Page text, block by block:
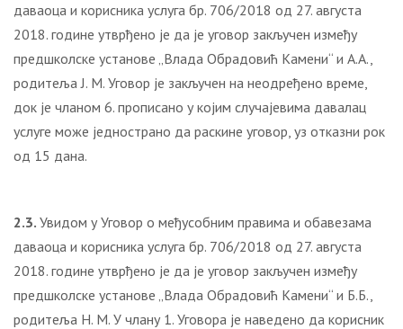
даваоца и корисника услуга бр. 706/2018 од 27. августа
2018. године утврђено је да је уговор закључен између
предшколске установе „Влада Обрадовић Камени“ и А.А.,
родитеља Ј. М. Уговор је закључен на неодређено време,
док је чланом 6. прописано у којим случајевима давалац
услуге може једнострано да раскине уговор, уз отказни рок
од 15 дана.
2.3. Увидом у Уговор о међусобним правима и обавезама
даваоца и корисника услуга бр. 706/2018 од 27. августа
2018. године утврђено је да је уговор закључен између
предшколске установе „Влада Обрадовић Камени“ и Б.Б.,
родитеља Н. М. У члану 1. Уговора је наведено да корисник